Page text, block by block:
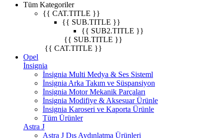
Tüm Kategoriler
{{ CAT.TITLE }}
{{ SUB.TITLE }}
{{ SUB2.TITLE }}
{{ SUB.TITLE }}
{{ CAT.TITLE }}
Opel
İnsignia
İnsignia Multi Medya & Ses Sisteml
İnsignia Arka Takım ve Süspansiyon
İnsignia Motor Mekanik Parçaları
İnsignia Modifiye & Aksesuar Ürünle
İnsignia Karoseri ve Kaporta Ürünle
Tüm Ürünler
Astra J
Astra J Dış Aydınlatma Ürünleri